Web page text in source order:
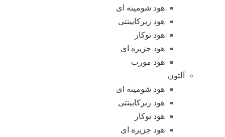
هود شومینه ای
هود زیرکابینتی
هود توکار
هود جزیره ای
هود مورب
آلتون
هود شومینه ای
هود زیرکابینتی
هود توکار
هود جزیره ای